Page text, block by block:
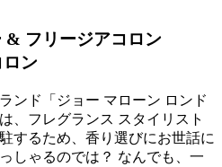
& フリージアコロン
ン
ンド「ジョー マローン ロンド
、フレグランス スタイリスト
するため、香り選びにお世話に
しゃるのでは？ なんでも、一